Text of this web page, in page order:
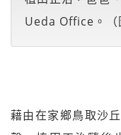
Ueda Office。（
藉由在家鄉鳥取沙